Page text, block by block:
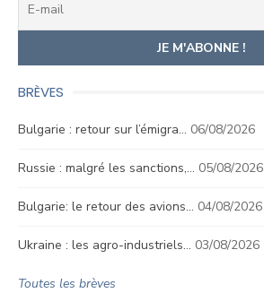
BRÈVES
Bulgarie : retour sur l’émigra… 06/08/2026
Russie : malgré les sanctions,… 05/08/2026
Bulgarie: le retour des avions… 04/08/2026
Ukraine : les agro-industriels… 03/08/2026
Toutes les brèves